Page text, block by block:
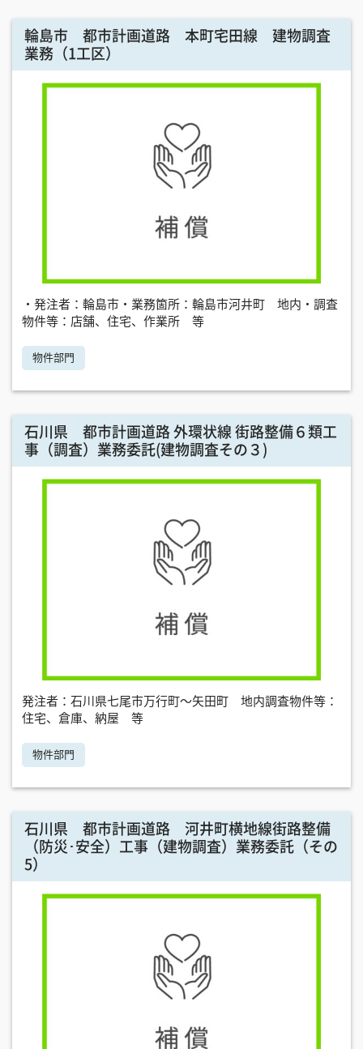
輪島市 都市計画道路 本町宅田線 建物調査
業務（1工区）
・発注者：輪島市・業務箇所：輪島市河井町 地内・調査
物件等：店舗、住宅、作業所 等
物件部門
石川県 都市計画道路 外環状線 街路整備６類工
事（調査）業務委託(建物調査その３)
発注者：石川県七尾市万行町～矢田町 地内調査物件等：
住宅、倉庫、納屋 等
物件部門
石川県 都市計画道路 河井町横地線街路整備
（防災･安全）工事（建物調査）業務委託（その
5）